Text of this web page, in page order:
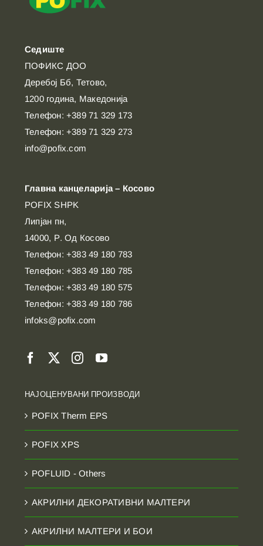
Седиште
ПОФИКС ДОО
Деребој Бб, Тетово,
1200 година, Македонија
Телефон: +389 71 329 173
Телефон: +389 71 329 273
info@pofix.com
Главна канцеларија – Косово
POFIX SHPK
Липјан пн,
14000, Р. Од Косово
Телефон: +383 49 180 783
Телефон: +383 49 180 785
Телефон: +383 49 180 575
Телефон: +383 49 180 786
infoks@pofix.com
НАЈОЦЕНУВАНИ ПРОИЗВОДИ
POFIX Therm EPS
POFIX XPS
POFLUID - Others
АКРИЛНИ ДЕКОРАТИВНИ МАЛТЕРИ
АКРИЛНИ МАЛТЕРИ И БОИ